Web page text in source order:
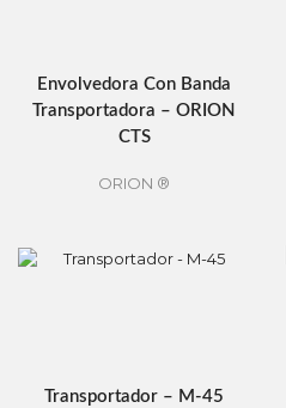
Envolvedora Con Banda
Transportadora – ORION
CTS
ORION ®
Transportador – M-45